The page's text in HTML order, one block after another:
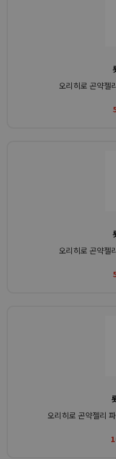
오리히로 곤약젤
오리히로 곤약젤
오리히로 곤약젤리